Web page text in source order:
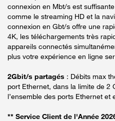
connexion en Mbt/s est
comme le streaming HD et la
connexion en Gbt/s offre une
4K, les téléchargements très
appareils connectés
plus votre expérience en ligne
2Gbit/s partagés : Débits max
port Ethernet, dans la limite de 2
l’ensemble des ports Ethernet et
** Service Client de l'Année